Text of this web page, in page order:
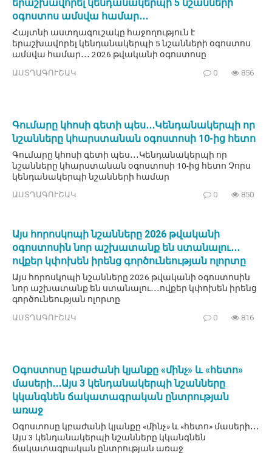
երաշխավորել կենդանակերպի 5 նշանների
օգոստոս ամսվա համար․․․
Հայտնի աստղագուշակը հաջողություն է
երաշխավորել կենդանակերպի 5 նշանների օգոստոս
ամսվա համար․․․ 2026 թվականի օգոստոսը
ԱՍՏՂԱԳՈՒՇԱԿ 0 856
Գումարը կհոսի գետի պես․․․Կենդանակերպի որ
նշանները կհարստանան օգոստոսի 10-ից հետո
Գումարը կհոսի գետի պես․․․Կենդանակերպի որ
նշանները կհարստանան օգոստոսի 10-ից հետո Չորս
կենդանակերպի նշանների համար
ԱՍՏՂԱԳՈՒՇԱԿ 0 850
Այս հորոսկոպի նշանները 2026 թվականի
օգոստոսին նոր աշխատանք են ստանալու․․․
ովքեր կփոխեն իրենց գործունեության ոլորտը
Այս հորոսկոպի նշանները 2026 թվականի օգոստոսին
նոր աշխատանք են ստանալու․․․ովքեր կփոխեն իրենց
գործունեության ոլորտը
ԱՍՏՂԱԳՈՒՇԱԿ 0 816
Օգոստոսը կբաժանի կյանքը «մինչ» և «հետո»
մասերի․․․Այս 3 կենդանակերպի նշանները
կկանգնեն ճակատագրական ընտրության
առաջ
Օգոստոսը կբաժանի կյանքը «մինչ» և «հետո» մասերի․․․
Այս 3 կենդանակերպի նշանները կկանգնեն
ճակատագրական ընտրության առաջ